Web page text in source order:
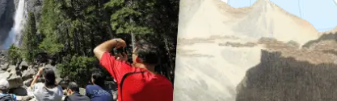
Galapagos
Guatemala
Honduras
Mexico
Nicaragua
Paaseiland
(11)
(8)
(23)
(12)
(3)
Andorra
Armenië
Azerbeidzjan
Azoren
Balkan
Baltische Staten
Griekenland
IJsland
Ierland
Italië
Kaapverdië
Kosovo
Familiereis (22)
Fietsreis (3)
Cultuur (28)
Natuur (16)
Bhutan
Cambodja
China
Filipijnen
India
Indochina
Familiereis (2)